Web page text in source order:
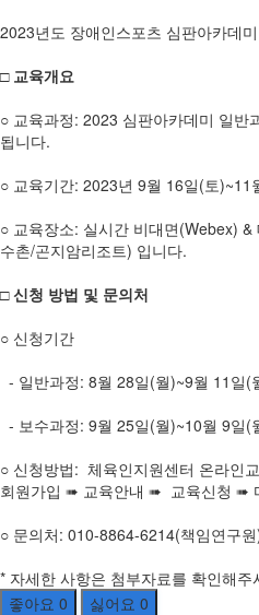
2023년도 장애인스포츠 심판아카데
□ 교육개요
○ 교육과정: 2023 심판아카데미 일반
됩니다.
○ 교육기간: 2023년 9월 16일(토)~11
○ 교육장소: 실시간 비대면(Webex)
수촌/곤지암리조트) 입니다.
□신청 방법 및 문의처
○ 신청기간
- 일반과정: 8월 28일(월)~9월 11일(
- 보수과정: 9월 25일(월)~10월 9일(
○ 신청방법: 체육인지원센터 온라인
회원가입 ➠ 교육안내 ➠ 교육신청 ➠
○ 문의처: 010-8864-6214(책임연구
* 자세한 사항은 첨부자료를 확인해주
좋아요 0 싫어요 0